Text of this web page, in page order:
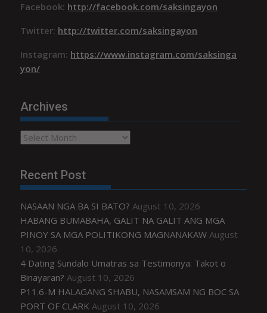
Facebook: http://facebook.com/saksingayon
Twitter: http://twitter.com/saksingayon
Instagram: https://www.instagram.com/saksinga
yon/
Archives
Archives
Recent Post
NASAAN NGA BA SI BATO? August 10, 2026
HABANG BUMABAHA, GALIT NA GALIT ANG MGA
PINOY SA MGA POLITIKONG MAGNANAKAW August
10, 2026
4 Dating Sundalo Umatras sa Testimonya: Takot o
Binayaran? August 10, 2026
P11.6-M HALAGANG SHABU, NASAMSAM NG BOC SA
PORT OF CLARK August 10, 2026